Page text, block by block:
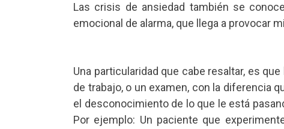
Las crisis de ansiedad también se
emocional de alarma, que llega a provocar
Una particularidad que cabe resaltar, es
de trabajo, o un examen, con la diferencia
el desconocimiento de lo que le está
Por ejemplo: Un paciente que